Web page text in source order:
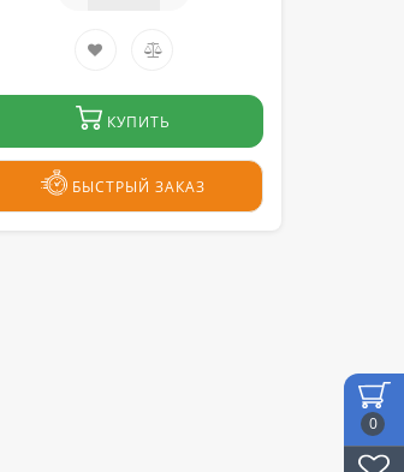
0
КУПИТЬ
БЫСТРЫЙ ЗАКАЗ